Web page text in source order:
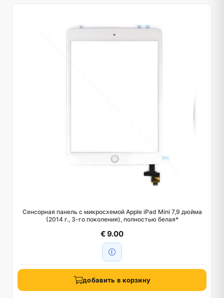
Сенсорная панель с микросхемой Apple iPad Mini 7,9 дюйма
(2014 г., 3-го поколения), полностью белая*
€ 9.00
добавить в корзину